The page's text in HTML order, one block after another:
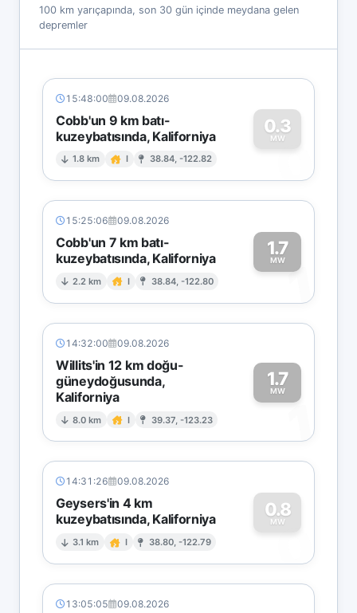
100 km yarıçapında, son 30 gün içinde meydana gelen
depremler
15:48:00 09.08.2026
Cobb'un 9 km batı-
kuzeybatısında, Kaliforniya
1.8 km I 38.84, -122.82
0.3
MW
0
15:25:06 09.08.2026
Cobb'un 7 km batı-
kuzeybatısında, Kaliforniya
2.2 km I 38.84, -122.80
1.7
MW1
14:32:00 09.08.2026
Willits'in 12 km doğu-
güneydoğusunda,
Kaliforniya
8.0 km I 39.37, -123.23
1.7
MW
1
14:31:26 09.08.2026
Geysers'in 4 km
kuzeybatısında, Kaliforniya
3.1 km I 38.80, -122.79
0.8
MW
0
13:05:05 09.08.2026